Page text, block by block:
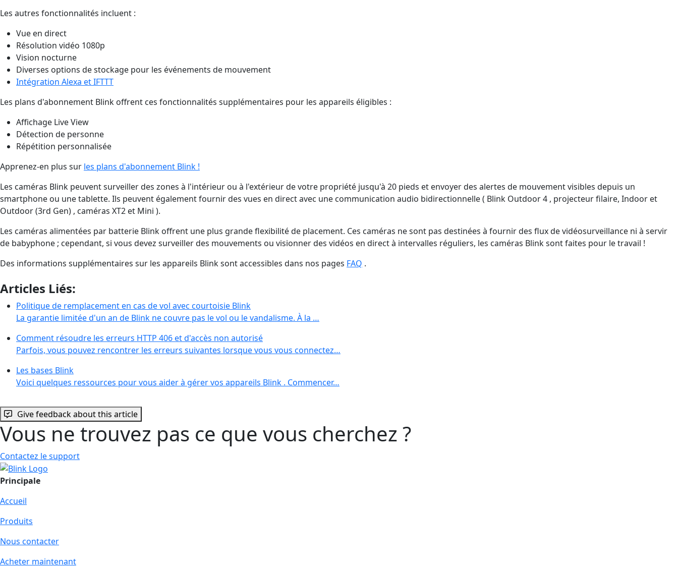
Les autres fonctionnalités incluent :
Vue en direct
Résolution vidéo 1080p
Vision nocturne
Diverses options de stockage pour les événements de mouvement
Intégration Alexa et IFTTT
Les plans d'abonnement Blink offrent ces fonctionnalités supplémentaires pour les appareils éligibles :
Affichage Live View
Détection de personne
Répétition personnalisée
Apprenez-en plus sur les plans d'abonnement Blink !
Les caméras Blink peuvent surveiller des zones à l'intérieur ou à l'extérieur de votre propriété jusqu'à 20 pieds et envoyer des alertes de mouvement visibles depuis un
smartphone ou une tablette. Ils peuvent également fournir des vues en direct avec une communication audio bidirectionnelle ( Blink Outdoor 4 , projecteur filaire, Indoor et
Outdoor (3rd Gen) , caméras XT2 et Mini ).
Les caméras alimentées par batterie Blink offrent une plus grande flexibilité de placement. Ces caméras ne sont pas destinées à fournir des flux de vidéosurveillance ni à servir
de babyphone ; cependant, si vous devez surveiller des mouvements ou visionner des vidéos en direct à intervalles réguliers, les caméras Blink sont faites pour le travail !
Des informations supplémentaires sur les appareils Blink sont accessibles dans nos pages FAQ .
Articles Liés:
Politique de remplacement en cas de vol avec courtoisie Blink
La garantie limitée d'un an de Blink ne couvre pas le vol ou le vandalisme. À la …
Comment résoudre les erreurs HTTP 406 et d'accès non autorisé
Parfois, vous pouvez rencontrer les erreurs suivantes lorsque vous vous connectez…
Les bases Blink
Voici quelques ressources pour vous aider à gérer vos appareils Blink . Commencer…
Give feedback about this article
Vous ne trouvez pas ce que vous cherchez ?
Contactez le support
Principale
Accueil
Produits
Nous contacter
Acheter maintenant